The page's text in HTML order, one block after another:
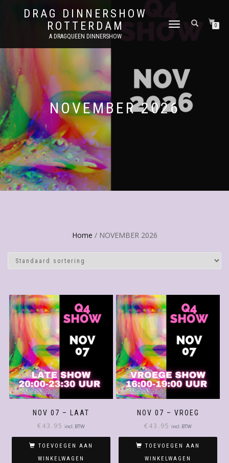
DRAG DINNERSHOW
ROTTERDAM
A DRAGQUEEN DINNERSHOW
SCHAKEL
0
NOVEMBER 2026
Home / NOVEMBER 2026
NOV 07 – LAAT
€43.95 incl. BTW
TOEVOEGEN AAN
WINKELWAGEN
NOV 07 – VROEG
€43.95 incl. BTW
TOEVOEGEN AAN
WINKELWAGEN